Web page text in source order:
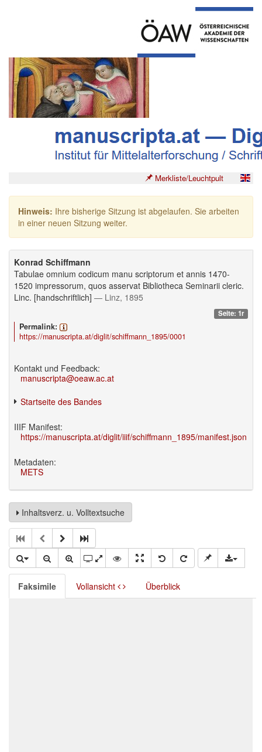
Merkliste/Leuchtpult
Hinweis: Ihre bisherige Sitzung ist abgelaufen. Sie arbeiten
in einer neuen Sitzung weiter.
Konrad Schiffmann
Tabulae omnium codicum manu scriptorum et annis 1470-
1520 impressorum, quos asservat Bibliotheca Seminarii cleric.
Linc. [handschriftlich] — Linz, 1895
Seite: 1r
Permalink:
https://manuscripta.at/diglit/schiffmann_1895/0001
Kontakt und Feedback:
manuscripta@oeaw.ac.at
Startseite des Bandes
IIIF Manifest:
https://manuscripta.at/diglit/iiif/schiffmann_1895/manifest.json
Metadaten:
METS
Inhaltsverz. u. Volltextsuche
Faksimile Vollansicht Überblick